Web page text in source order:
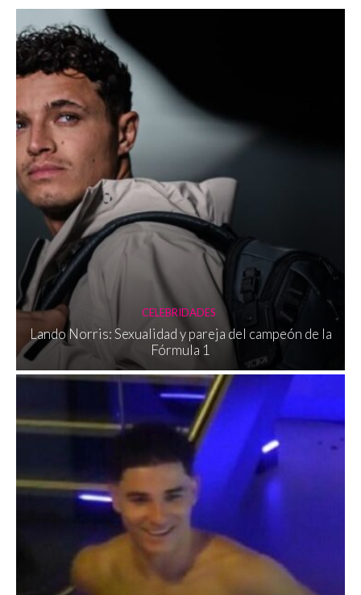
CELEBRIDADES
Lando Norris: Sexualidad y pareja del campeón de la
Fórmula 1